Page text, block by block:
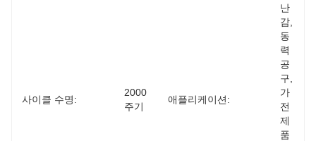
사이클 수명:
2000
주기
애플리케이션:
난
감,
동
력
공
구,
가
전
제
품